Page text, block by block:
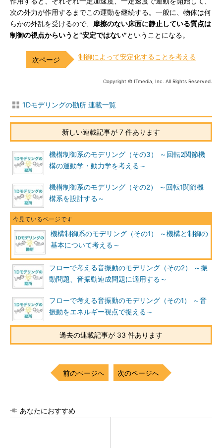
次の外力が作用するまでこの運動を継続する。一般に、物体は何
らかの外乱を受けるので、 摩擦のない床面に静止している質点は
制御の視点からいうと“安定ではない”ということになる。
制御によって安定化することを考える
Copyright © ITmedia, Inc. All Rights Reserved.
1Dモデリングの勘所 連載一覧
新しい連載記事が 7 件あります
機構制御系のモデリング（その3） ～回転2関節機
構の運動学・動力学を考える～
機構制御系のモデリング（その2） ～回転1関節機
構系を設計する～
機構制御系のモデリング（その1） ～機構と制御の
基本について考える～
フローで考える音振動のモデリング（その2） ～振
動問題、音振動連成問題に適用する～
フローで考える音振動のモデリング（その1） ～音
振動をエネルギー視点で捉える～
過去の連載記事が 33 件あります
前のページへ 次のページへ
あなたにおすすめ